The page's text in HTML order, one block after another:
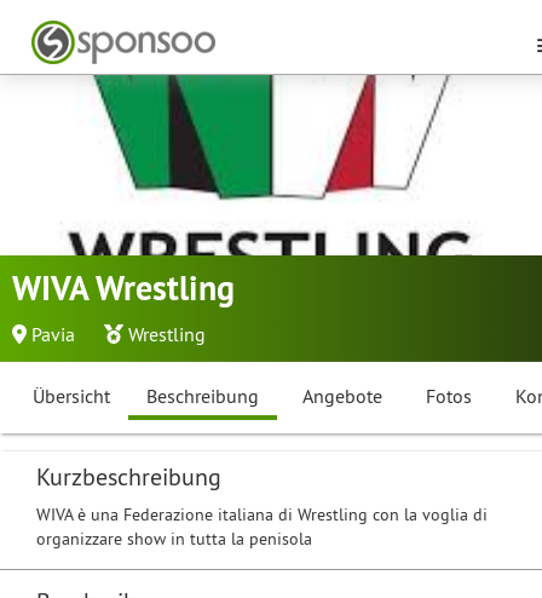
WIVA Wrestling
Pavia Wrestling
Übersicht Beschreibung Angebote Fotos
Kurzbeschreibung
WIVA è una Federazione italiana di Wrestling con la voglia di
organizzare show in tutta la penisola